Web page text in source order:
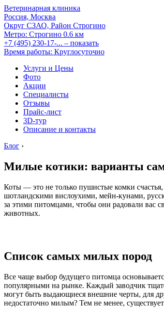
Ветеринарная клиника
Россия, Москва
Округ СЗАО, Район Строгино
Метро: Строгино 0.6 км
+7 (495) 230-17-... – показать
Время работы: Круглосуточно
Услуги и Цены
Фото
Акции
Специалисты
Отзывы
Прайс-лист
3D-тур
Описание и контакты
Блог ›
Милые котики: варианты
Коты — это не только пушистые комки
шотландскими вислоухими, мейн-кунами,
за этими питомцами, чтобы они радовали вас
животных.
Список самых милых пород
Все чаще выбор будущего питомца
популярными на рынке. Каждый заводчик
могут быть выдающиеся внешние черты, для
недостаточно милым? Тем не менее,